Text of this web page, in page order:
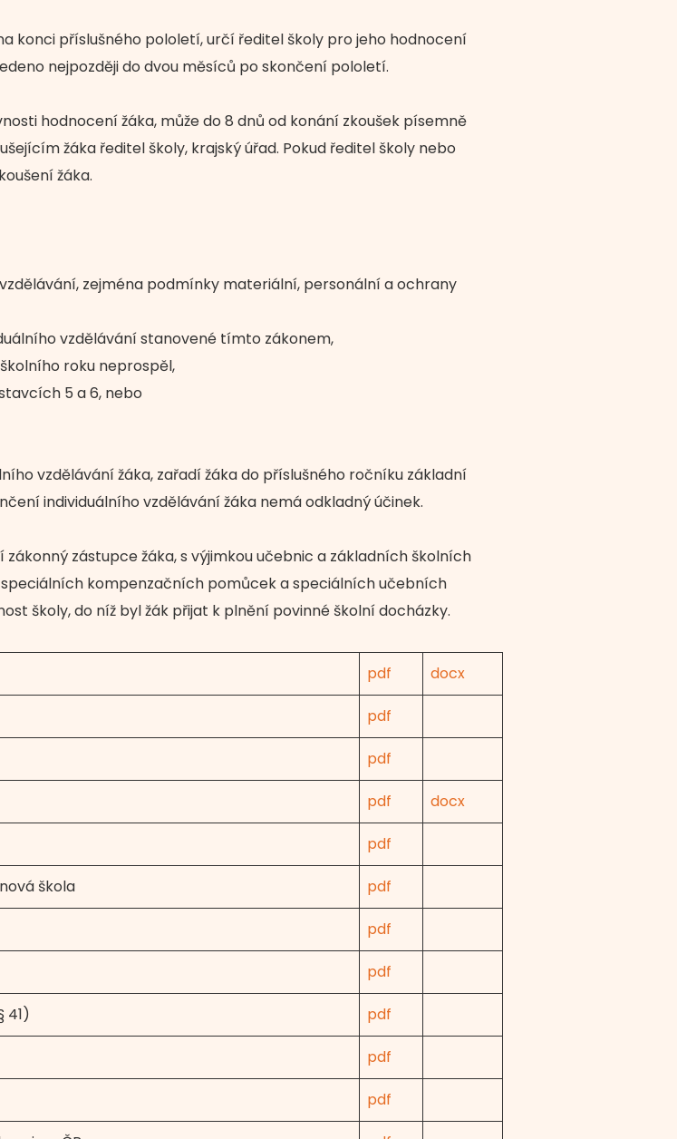
konci příslušného pololetí, určí ředitel školy pro jeho hodnocení
nejpozději do dvou měsíců po skončení pololetí.
hodnocení žáka, může do 8 dnů od konání zkoušek písemně
žáka ředitel školy, krajský úřad. Pokud ředitel školy nebo
žáka.
zejména podmínky materiální, personální a ochrany
vzdělávání stanovené tímto zákonem,
roku neprospěl,
5 a 6, nebo
vzdělávání žáka, zařadí žáka do příslušného ročníku základní
individuálního vzdělávání žáka nemá odkladný účinek.
zástupce žáka, s výjimkou učebnic a základních školních
kompenzačních pomůcek a speciálních učebních
školy, do níž byl žák přijat k plnění povinné školní docházky.
pdf docx
pdf
pdf
pdf docx
pdf
škola pdf
pdf
pdf
41) pdf
pdf
pdf